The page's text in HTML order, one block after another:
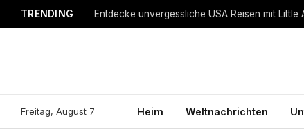
TRENDING Entdecke unvergessliche USA Reisen mit Little
Freitag, August 7 Heim Weltnachrichten